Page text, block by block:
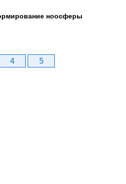
ноосферы
4 5